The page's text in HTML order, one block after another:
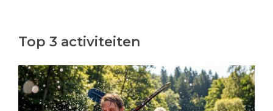
Top 3 activiteiten